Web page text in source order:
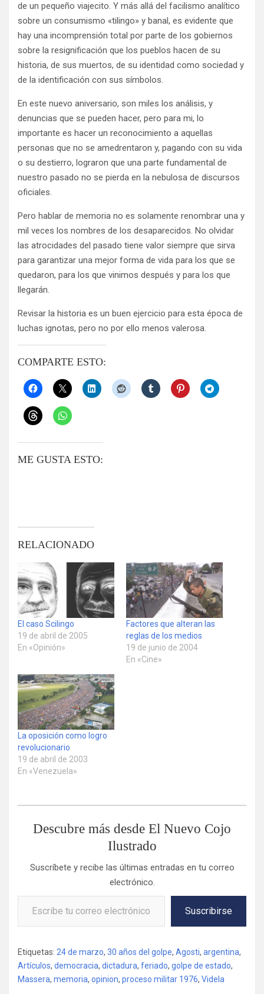
de un pequeño viajecito. Y más allá del facilismo analítico
sobre un consumismo «tilingo» y banal, es evidente que
hay una incomprensión total por parte de los gobiernos
sobre la resignificación que los pueblos hacen de su
historia, de sus muertos, de su identidad como sociedad y
de la identificación con sus símbolos.
En este nuevo aniversario, son miles los análisis, y
denuncias que se pueden hacer, pero para mi, lo
importante es hacer un reconocimiento a aquellas
personas que no se amedrentaron y, pagando con su vida
o su destierro, lograron que una parte fundamental de
nuestro pasado no se pierda en la nebulosa de discursos
oficiales.
Pero hablar de memoria no es solamente renombrar una y
mil veces los nombres de los desaparecidos. No olvidar
las atrocidades del pasado tiene valor siempre que sirva
para garantizar una mejor forma de vida para los que se
quedaron, para los que vinimos después y para los que
llegarán.
Revisar la historia es un buen ejercicio para esta época de
luchas ignotas, pero no por ello menos valerosa.
COMPARTE ESTO:
ME GUSTA ESTO:
RELACIONADO
El caso Scilingo
19 de abril de 2005
En «Opinión»
Factores que alteran las
reglas de los medios
19 de junio de 2004
En «Cine»
La oposición como logro
revolucionario
19 de abril de 2003
En «Venezuela»
Descubre más desde El Nuevo Cojo
Ilustrado
Suscríbete y recibe las últimas entradas en tu correo
electrónico.
Escribe tu correo electrónico…
Suscribirse
Etiquetas: 24 de marzo, 30 años del golpe, Agosti, argentina,
Artículos, democracia, dictadura, feriado, golpe de estado,
Massera, memoria, opinion, proceso militar 1976, Videla